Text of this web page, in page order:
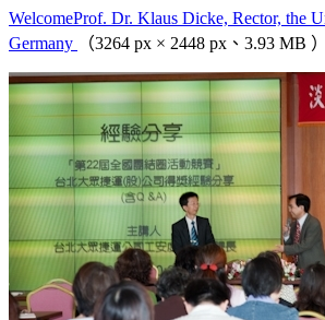
WelcomeProf. Dr. Klaus Dicke, Rector, the
Germany
（3264 px × 2448 px、3.93 MB ）